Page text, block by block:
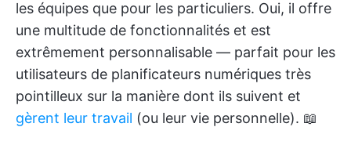
les équipes que pour les particuliers. Oui, il offre
une multitude de fonctionnalités et est
extrêmement personnalisable — parfait pour les
utilisateurs de planificateurs numériques très
pointilleux sur la manière dont ils suivent et
gèrent leur travail (ou leur vie personnelle). 📖